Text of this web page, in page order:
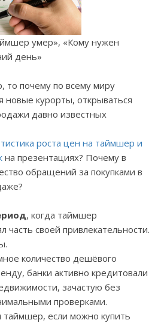
умер», «Кому нужен
день»
то почему по всему миру
новые курорты, открываться
давно известных
роста цен на таймшер и
на презентациях? Почему в
обращений за покупками в
, когда таймшер
часть своей привлекательности.
количество дешёвого
банки активно кредитовали
зачастую без
проверками.
если можно купить